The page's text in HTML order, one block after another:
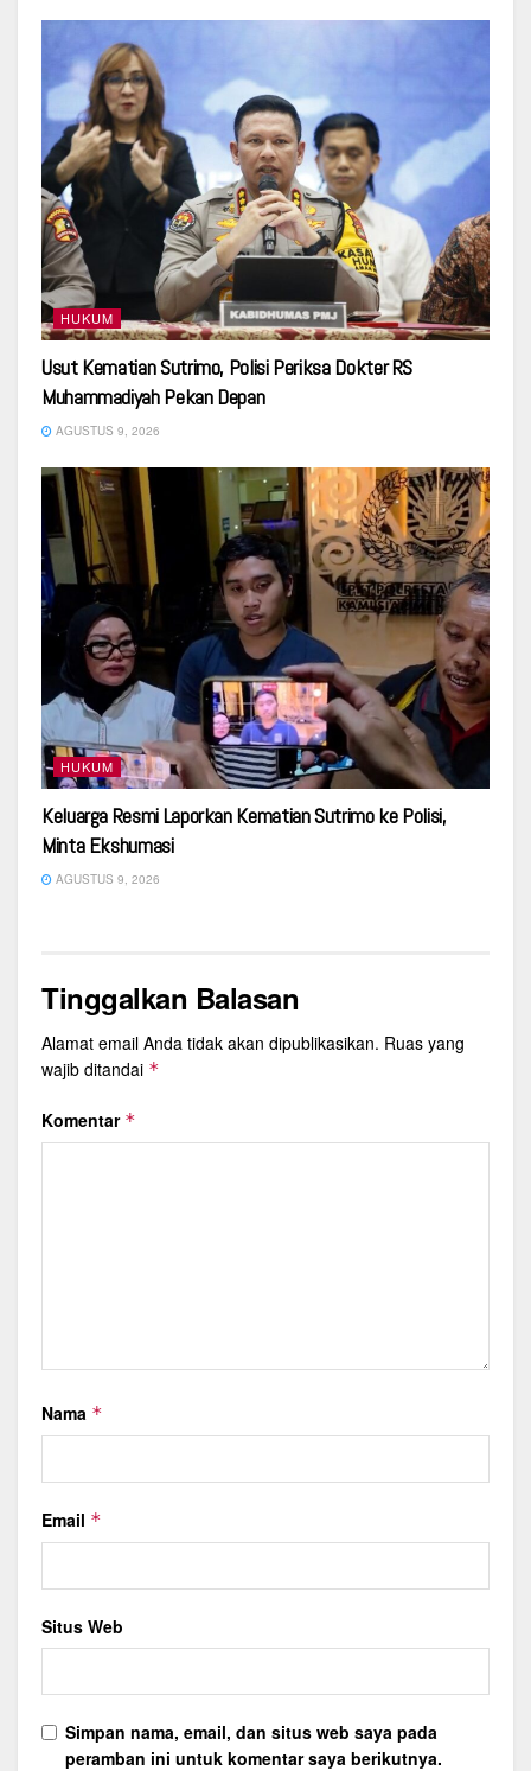
HUKUM
Usut Kematian Sutrimo, Polisi Periksa Dokter RS
Muhammadiyah Pekan Depan
AGUSTUS 9, 2026
HUKUM
Keluarga Resmi Laporkan Kematian Sutrimo ke Polisi,
Minta Ekshumasi
AGUSTUS 9, 2026
Tinggalkan Balasan
Alamat email Anda tidak akan dipublikasikan. Ruas yang
wajib ditandai *
Komentar *
Nama *
Email *
Situs Web
Simpan nama, email, dan situs web saya pada
peramban ini untuk komentar saya berikutnya.